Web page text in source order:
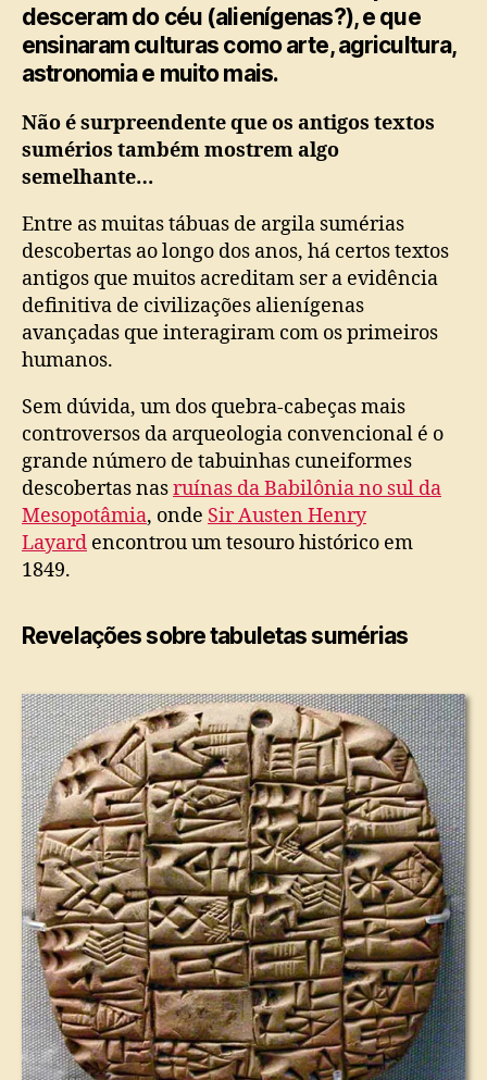
desceram do céu (alienígenas?), e que
ensinaram culturas como arte, agricultura,
astronomia e muito mais.
Não é surpreendente que os antigos textos
sumérios também mostrem algo
semelhante…
Entre as muitas tábuas de argila sumérias
descobertas ao longo dos anos, há certos textos
antigos que muitos acreditam ser a evidência
definitiva de civilizações alienígenas
avançadas que interagiram com os primeiros
humanos.
Sem dúvida, um dos quebra-cabeças mais
controversos da arqueologia convencional é o
grande número de tabuinhas cuneiformes
descobertas nasruínas da Babilônia no sul da
Mesopotâmia, onde Sir Austen Henry
Layard encontrou um tesouro histórico em
1849.
Revelações sobre tabuletas sumérias